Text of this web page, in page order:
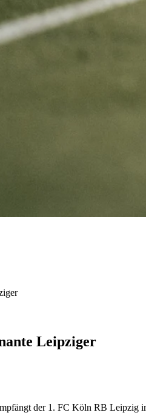
Leipziger
der 1. FC Köln RB